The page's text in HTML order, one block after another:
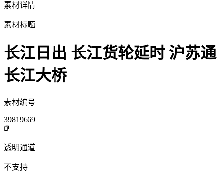
素材详情
素材标题
长江日出 长江货轮延时 沪苏通
长江大桥
素材编号
39819669
透明通道
不支持